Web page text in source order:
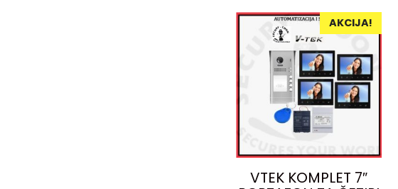
AKCIJA!
VTEK KOMPLET 7″